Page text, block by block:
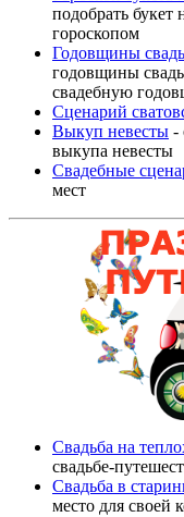
подобрать букет
гороскопом
Годовщины
годовщины
свадебную
Сценарий
Выкуп невесты -
выкупа невесты
Свадебные
мест
Свадьба на
свадьбе-
Свадьба в
место для своей